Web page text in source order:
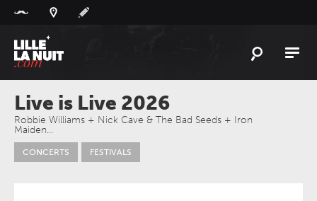
L' ACTU
L'AGENDA
LESLIEUX
Live is Live 2026
Robbie Williams + Nick Cave & The Bad Seeds + Iron
Maiden…
CONCERTS FESTIVALS
Panneau de gestion des cookies